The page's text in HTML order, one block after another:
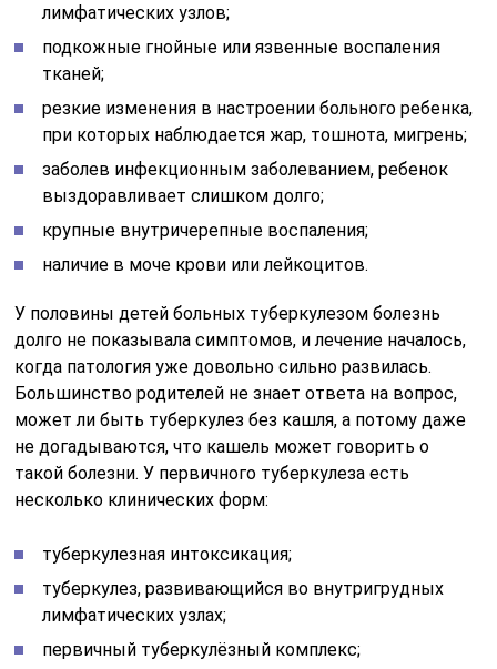
лимфатических узлов;
подкожные гнойные или язвенные воспаления
тканей;
резкие изменения в настроении больного ребенка,
при которых наблюдается жар, тошнота, мигрень;
заболев инфекционным заболеванием, ребенок
выздоравливает слишком долго;
крупные внутричерепные воспаления;
наличие в моче крови или лейкоцитов.
У половины детей больных туберкулезом болезнь
долго не показывала симптомов, и лечение началось,
когда патология уже довольно сильно развилась.
Большинство родителей не знает ответа на вопрос,
может ли быть туберкулез без кашля, а потому даже
не догадываются, что кашель может говорить о
такой болезни. У первичного туберкулеза есть
несколько клинических форм:
туберкулезная интоксикация;
туберкулез, развивающийся во внутригрудных
лимфатических узлах;
первичный туберкулёзный комплекс;